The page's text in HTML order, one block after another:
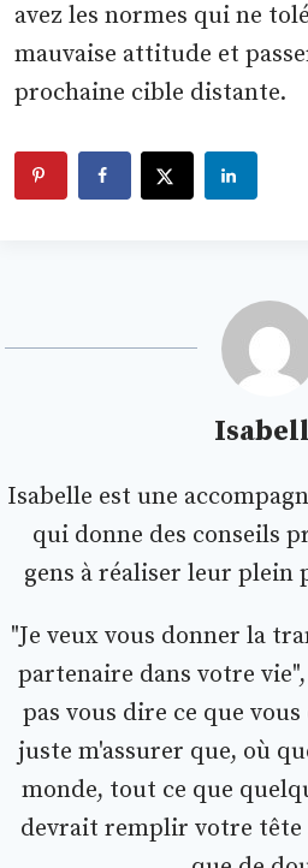
avez les normes qui ne
mauvaise attitude et
prochaine cible distante.
Isabelle est une
qui donne des conseils
gens à réaliser leur plein
"Je veux vous donner la
partenaire dans votre
pas vous dire ce que
juste m'assurer que, où
monde, tout ce que
devrait remplir votre tête